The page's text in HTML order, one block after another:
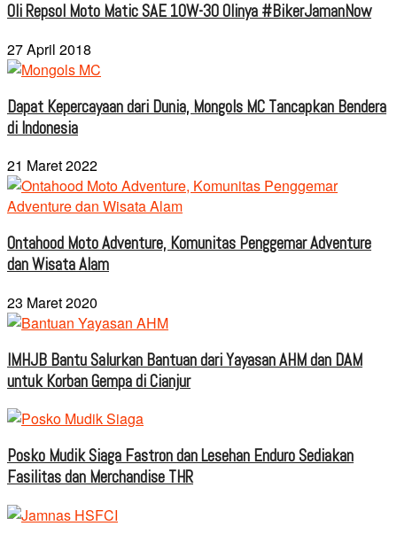
Oli Repsol Moto Matic SAE 10W-30 Olinya #BikerJamanNow
27 April 2018
Dapat Kepercayaan dari Dunia, Mongols MC Tancapkan Bendera
di Indonesia
21 Maret 2022
Ontahood Moto Adventure, Komunitas Penggemar Adventure
dan Wisata Alam
23 Maret 2020
IMHJB Bantu Salurkan Bantuan dari Yayasan AHM dan DAM
untuk Korban Gempa di Cianjur
Posko Mudik Siaga Fastron dan Lesehan Enduro Sediakan
Fasilitas dan Merchandise THR